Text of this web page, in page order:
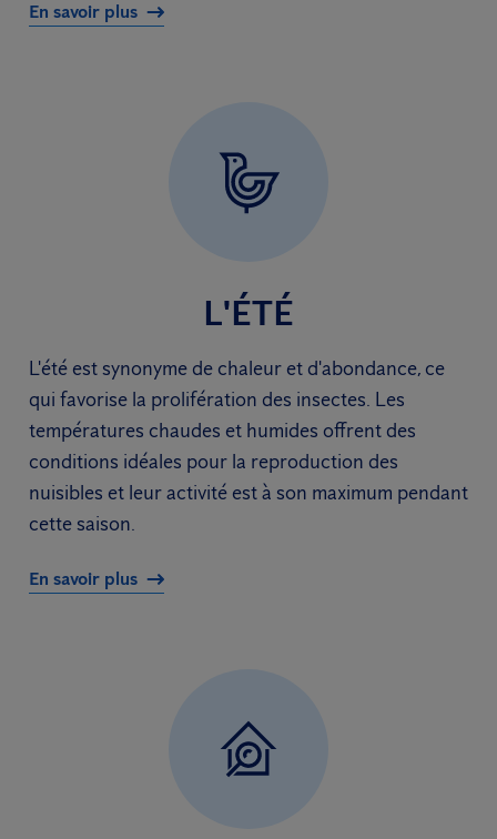
En savoir plus
L'ÉTÉ
L'été est synonyme de chaleur et d'abondance, ce
qui favorise la prolifération des insectes. Les
températures chaudes et humides offrent des
conditions idéales pour la reproduction des
nuisibles et leur activité est à son maximum pendant
cette saison.
En savoir plus